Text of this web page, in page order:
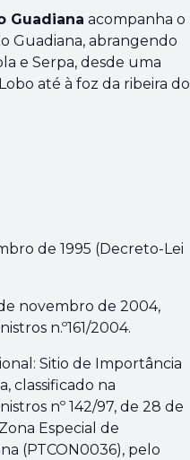
Guadiana acompanha o
Guadiana, abrangendo
e Serpa, desde uma
até à foz da ribeira do
de 1995 (Decreto-Lei
novembro de 2004,
n.º161/2004.
Sitio de Importância
classificado na
nº 142/97, de 28 de
Especial de
(PTCON0036), pelo